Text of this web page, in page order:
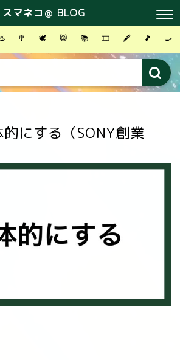
スマネコ＠ BLOG
♨️ 🎐 🕊 😸 📚 🎞 🖋 🎵 🍳
的にする（SONY創業